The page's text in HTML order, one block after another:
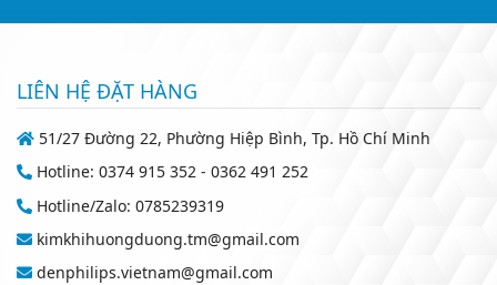
LIÊN HỆ ĐẶT HÀNG
51/27 Đường 22, Phường Hiệp Bình, Tp. Hồ Chí Minh
Hotline: 0374 915 352 - 0362 491 252
Hotline/Zalo: 0785239319
kimkhihuongduong.tm@gmail.com
denphilips.vietnam@gmail.com